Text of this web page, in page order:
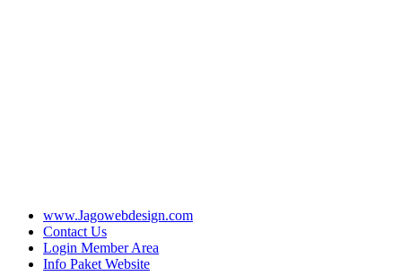
www.Jagowebdesign.com
Contact Us
Login Member Area
Info Paket Website